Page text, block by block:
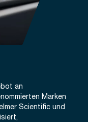
an
Marken
Scientific und